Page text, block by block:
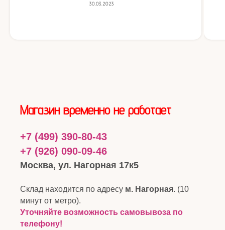
30.03.2023
Магазин временно не работает
+7 (499) 390-80-43
+7 (926) 090-09-46
Москва, ул. Нагорная 17к5
Склад находится по адресу м. Нагорная. (10
минут от метро).
Уточняйте возможность самовывоза по
телефону!